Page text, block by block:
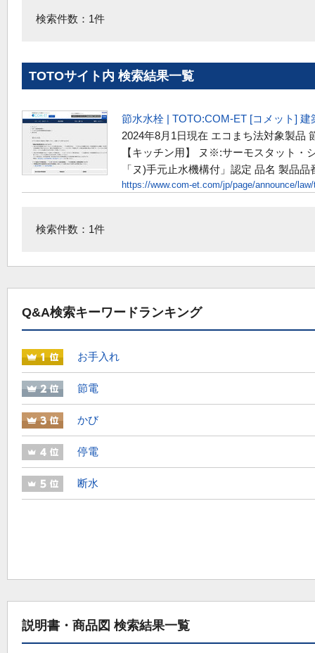
検索件数：1件
TOTOサイト内 検索結果一覧
節水水栓 | TOTO:COM-ET [コメット] 建
2024年8月1日現在 エコまち法対象製品
【キッチン用】 ヌ※:サーモスタット・
「ヌ)手元止水機構付」認定 品名 製品
https://www.com-et.com/jp/page/announce/
検索件数：1件
Q&A検索キーワードランキング
お手入れ
節電
かび
停電
断水
説明書・商品図 検索結果一覧